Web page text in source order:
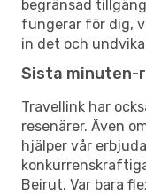
begränsad
fungerar för dig,
in det och
Sista minuten-
Travellink har
resenärer. Även
hjälper vår
Beirut. Var bara